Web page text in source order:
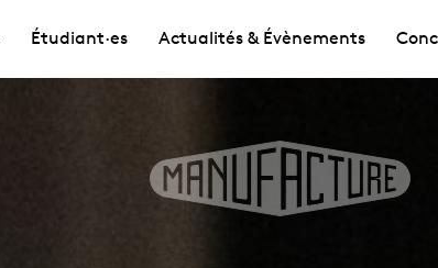
Étudiant·es Actualités & Évènements